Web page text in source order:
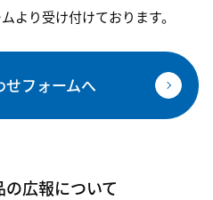
より受け付けております。
せフォームへ
広報について